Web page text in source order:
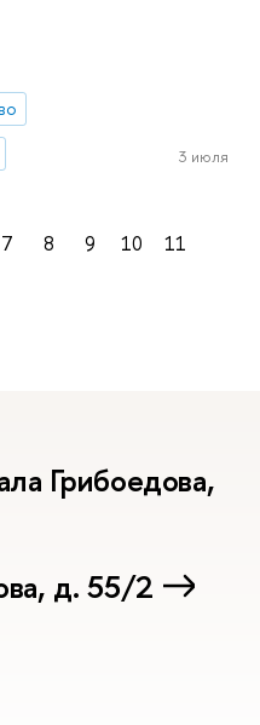
3 июля
7 8 9 10
11
Грибоедова,
д. 55/2